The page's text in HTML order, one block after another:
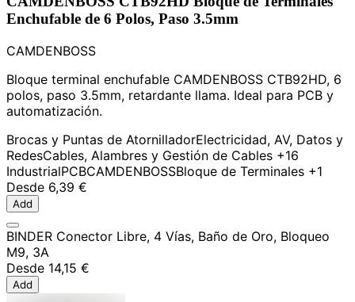
Enchufable de 6 Polos, Paso 3.5mm
CAMDENBOSS
Bloque terminal enchufable CAMDENBOSS CTB92HD, 6
polos, paso 3.5mm, retardante llama. Ideal para PCB y
automatización.
Brocas y Puntas de AtornilladorElectricidad, AV, Datos y
RedesCables, Alambres y Gestión de Cables +16
IndustrialPCBCAMDENBOSSBloque de Terminales +1
Desde 6,39 €
Add
BINDER Conector Libre, 4 Vías, Baño de Oro, Bloqueo
M9, 3A
Desde 14,15 €
Add